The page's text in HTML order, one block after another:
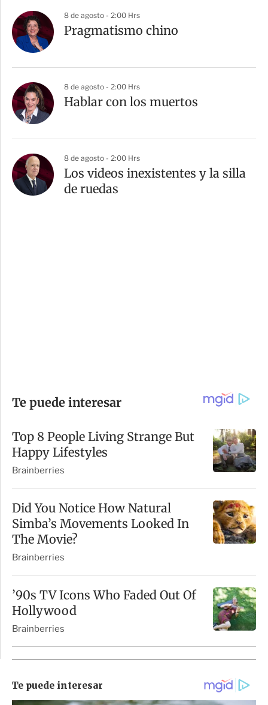
8 de agosto - 2:00 Hrs
Pragmatismo chino
8 de agosto - 2:00 Hrs
Hablar con los muertos
8 de agosto - 2:00 Hrs
Los videos inexistentes y la silla
de ruedas